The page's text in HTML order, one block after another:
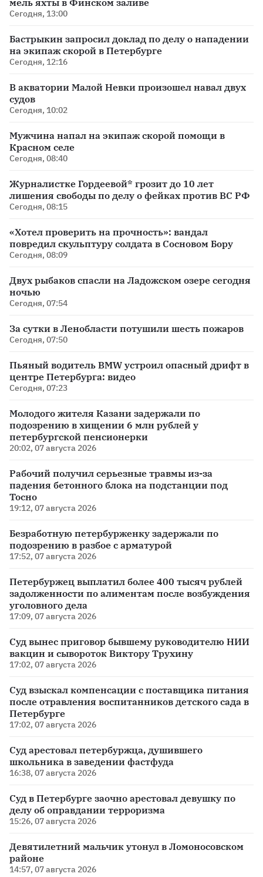
мель яхты в Финском заливе
Сегодня, 13:00
Бастрыкин запросил доклад по делу о нападении
на экипаж скорой в Петербурге
Сегодня, 12:16
В акватории Малой Невки произошел навал двух
судов
Сегодня, 10:02
Мужчина напал на экипаж скорой помощи в
Красном селе
Сегодня, 08:40
Журналистке Гордеевой* грозит до 10 лет
лишения свободы по делу о фейках против ВС РФ
Сегодня, 08:15
«Хотел проверить на прочность»: вандал
повредил скульптуру солдата в Сосновом Бору
Сегодня, 08:09
Двух рыбаков спасли на Ладожском озере сегодня
ночью
Сегодня, 07:54
За сутки в Ленобласти потушили шесть пожаров
Сегодня, 07:50
Пьяный водитель BMW устроил опасный дрифт в
центре Петербурга: видео
Сегодня, 07:23
Молодого жителя Казани задержали по
подозрению в хищении 6 млн рублей у
петербургской пенсионерки
20:02, 07 августа 2026
Рабочий получил серьезные травмы из-за
падения бетонного блока на подстанции под
Тосно
19:12, 07 августа 2026
Безработную петербурженку задержали по
подозрению в разбое с арматурой
17:52, 07 августа 2026
Петербуржец выплатил более 400 тысяч рублей
задолженности по алиментам после возбуждения
уголовного дела
17:09, 07 августа 2026
Суд вынес приговор бывшему руководителю НИИ
вакцин и сывороток Виктору Трухину
17:02, 07 августа 2026
Суд взыскал компенсации с поставщика питания
после отравления воспитанников детского сада в
Петербурге
17:02, 07 августа 2026
Суд арестовал петербуржца, душившего
школьника в заведении фастфуда
16:38, 07 августа 2026
Суд в Петербурге заочно арестовал девушку по
делу об оправдании терроризма
15:26, 07 августа 2026
Девятилетний мальчик утонул в Ломоносовском
районе
14:57, 07 августа 2026